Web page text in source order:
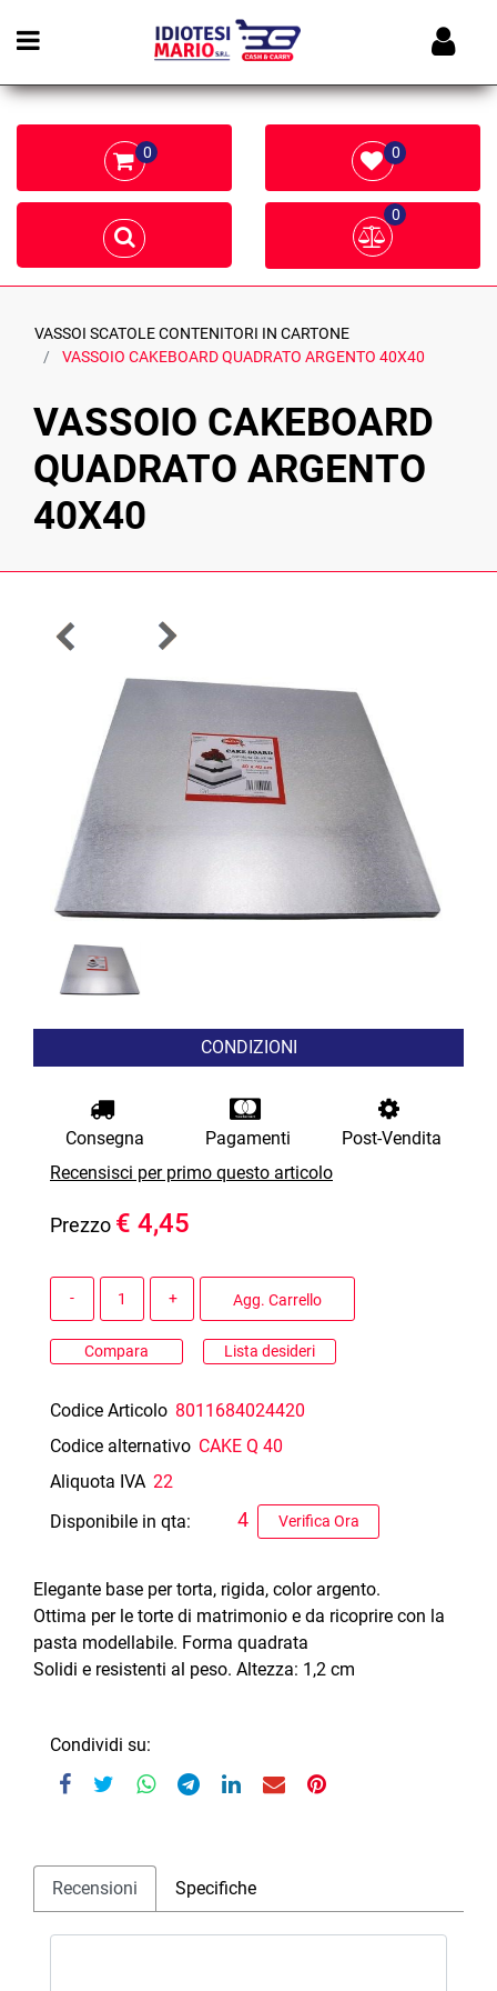
Open menu
0 0
0
VASSOI SCATOLE CONTENITORI IN CARTONE
VASSOIO CAKEBOARD QUADRATO ARGENTO 40X40
VASSOIO CAKEBOARD
QUADRATO ARGENTO
40X40
CONDIZIONI
Consegna Pagamenti
Post-Vendita
Recensisci per primo questo articolo
Prezzo € 4,45
Agg. Carrello
Compara Lista desideri
Codice Articolo 8011684024420
Codice alternativo CAKE Q 40
Aliquota IVA 22
Disponibile in qta:
Verifica Ora
4
Elegante base per torta, rigida, color argento.
Ottima per le torte di matrimonio e da ricoprire con la
pasta modellabile. Forma quadrata
Solidi e resistenti al peso. Altezza: 1,2 cm
Condividi su:
Recensioni Specifiche